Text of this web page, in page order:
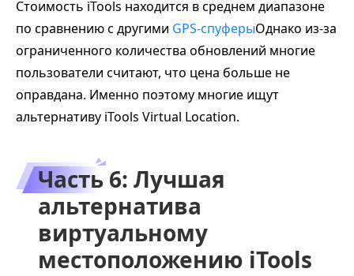
Стоимость iTools находится в среднем диапазоне
по сравнению с другими GPS-спуферыОднако из-за
ограниченного количества обновлений многие
пользователи считают, что цена больше не
оправдана. Именно поэтому многие ищут
альтернативу iTools Virtual Location.
Часть 6: Лучшая
альтернатива
виртуальному
местоположению iTools